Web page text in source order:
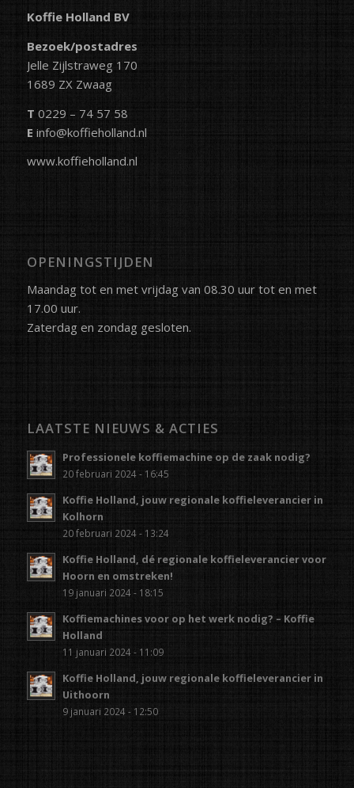
Koffie Holland BV
Bezoek/postadres
Jelle Zijlstraweg 170
1689 ZX Zwaag
T 0229 – 74 57 58
E info@koffieholland.nl
www.koffieholland.nl
OPENINGSTIJDEN
Maandag tot en met vrijdag van 08.30 uur tot en met
17.00 uur.
Zaterdag en zondag gesloten.
LAATSTE NIEUWS & ACTIES
Professionele koffiemachine op de zaak nodig?
20 februari 2024 - 16:45
Koffie Holland, jouw regionale koffieleverancier in
Kolhorn
20 februari 2024 - 13:24
Koffie Holland, dé regionale koffieleverancier voor
Hoorn en omstreken!
19 januari 2024 - 18:15
Koffiemachines voor op het werk nodig? – Koffie
Holland
11 januari 2024 - 11:09
Koffie Holland, jouw regionale koffieleverancier in
Uithoorn
9 januari 2024 - 12:50